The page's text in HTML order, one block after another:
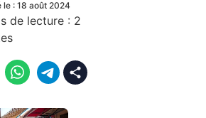
le :18 août 2024
de lecture : 2